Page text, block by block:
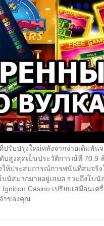
รับปรุงใหม่หลังจากจ่ายเดิมพัน
บสูงสุดเป็นประวัติการณ์ที่ 70.9
ห้ประสบการณ์การพนันที่สมจริง
นัสมากมายอยู่เสมอ รวมถึงโบ
Casino เปรียบเสมือนเค
ำของคุณ